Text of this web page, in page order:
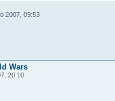
2007, 09:53
Wars
20:10